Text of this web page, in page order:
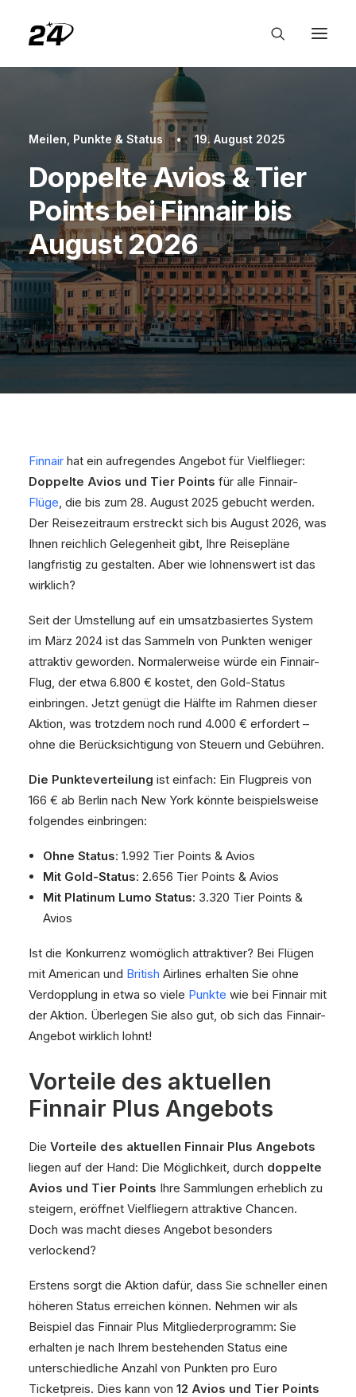
Meilen, Punkte & Status • 19. August 2025
Doppelte Avios & Tier
Points bei Finnair bis
August 2026
Finnair hat ein aufregendes Angebot für Vielflieger:
Doppelte Avios und Tier Points für alle Finnair-
Flüge, die bis zum 28. August 2025 gebucht werden.
Der Reisezeitraum erstreckt sich bis August 2026, was
Ihnen reichlich Gelegenheit gibt, Ihre Reisepläne
langfristig zu gestalten. Aber wie lohnenswert ist das
wirklich?
Seit der Umstellung auf ein umsatzbasiertes System
im März 2024 ist das Sammeln von Punkten weniger
attraktiv geworden. Normalerweise würde ein Finnair-
Flug, der etwa 6.800 € kostet, den Gold-Status
einbringen. Jetzt genügt die Hälfte im Rahmen dieser
Aktion, was trotzdem noch rund 4.000 € erfordert –
ohne die Berücksichtigung von Steuern und Gebühren.
Die Punkteverteilung ist einfach: Ein Flugpreis von
166 € ab Berlin nach New York könnte beispielsweise
folgendes einbringen:
Ohne Status: 1.992 Tier Points & Avios
Mit Gold-Status: 2.656 Tier Points & Avios
Mit Platinum Lumo Status: 3.320 Tier Points &
Avios
Ist die Konkurrenz womöglich attraktiver? Bei Flügen
mit American und British Airlines erhalten Sie ohne
Verdopplung in etwa so viele Punkte wie bei Finnair mit
der Aktion. Überlegen Sie also gut, ob sich das Finnair-
Angebot wirklich lohnt!
Vorteile des aktuellen
Finnair Plus Angebots
Die Vorteile des aktuellen Finnair Plus Angebots
liegen auf der Hand: Die Möglichkeit, durch doppelte
Avios und Tier Points Ihre Sammlungen erheblich zu
steigern, eröffnet Vielfliegern attraktive Chancen.
Doch was macht dieses Angebot besonders
verlockend?
Erstens sorgt die Aktion dafür, dass Sie schneller einen
höheren Status erreichen können. Nehmen wir als
Beispiel das Finnair Plus Mitgliederprogramm: Sie
erhalten je nach Ihrem bestehenden Status eine
unterschiedliche Anzahl von Punkten pro Euro
Ticketpreis. Dies kann von 12 Avios und Tier Points